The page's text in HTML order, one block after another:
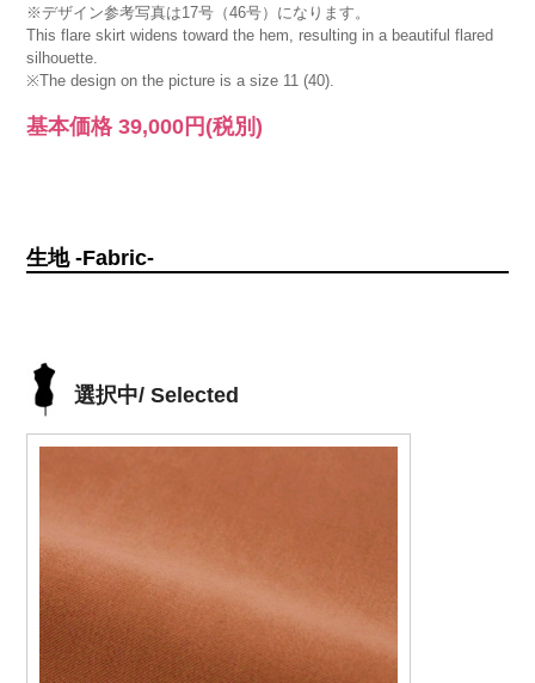
※デザイン参考写真は17号（46号）になります。
This flare skirt widens toward the hem, resulting in a beautiful flared
silhouette.
※The design on the picture is a size 11 (40).
基本価格39,000円 (税別)
生地 -Fabric-
選択中/ Selected